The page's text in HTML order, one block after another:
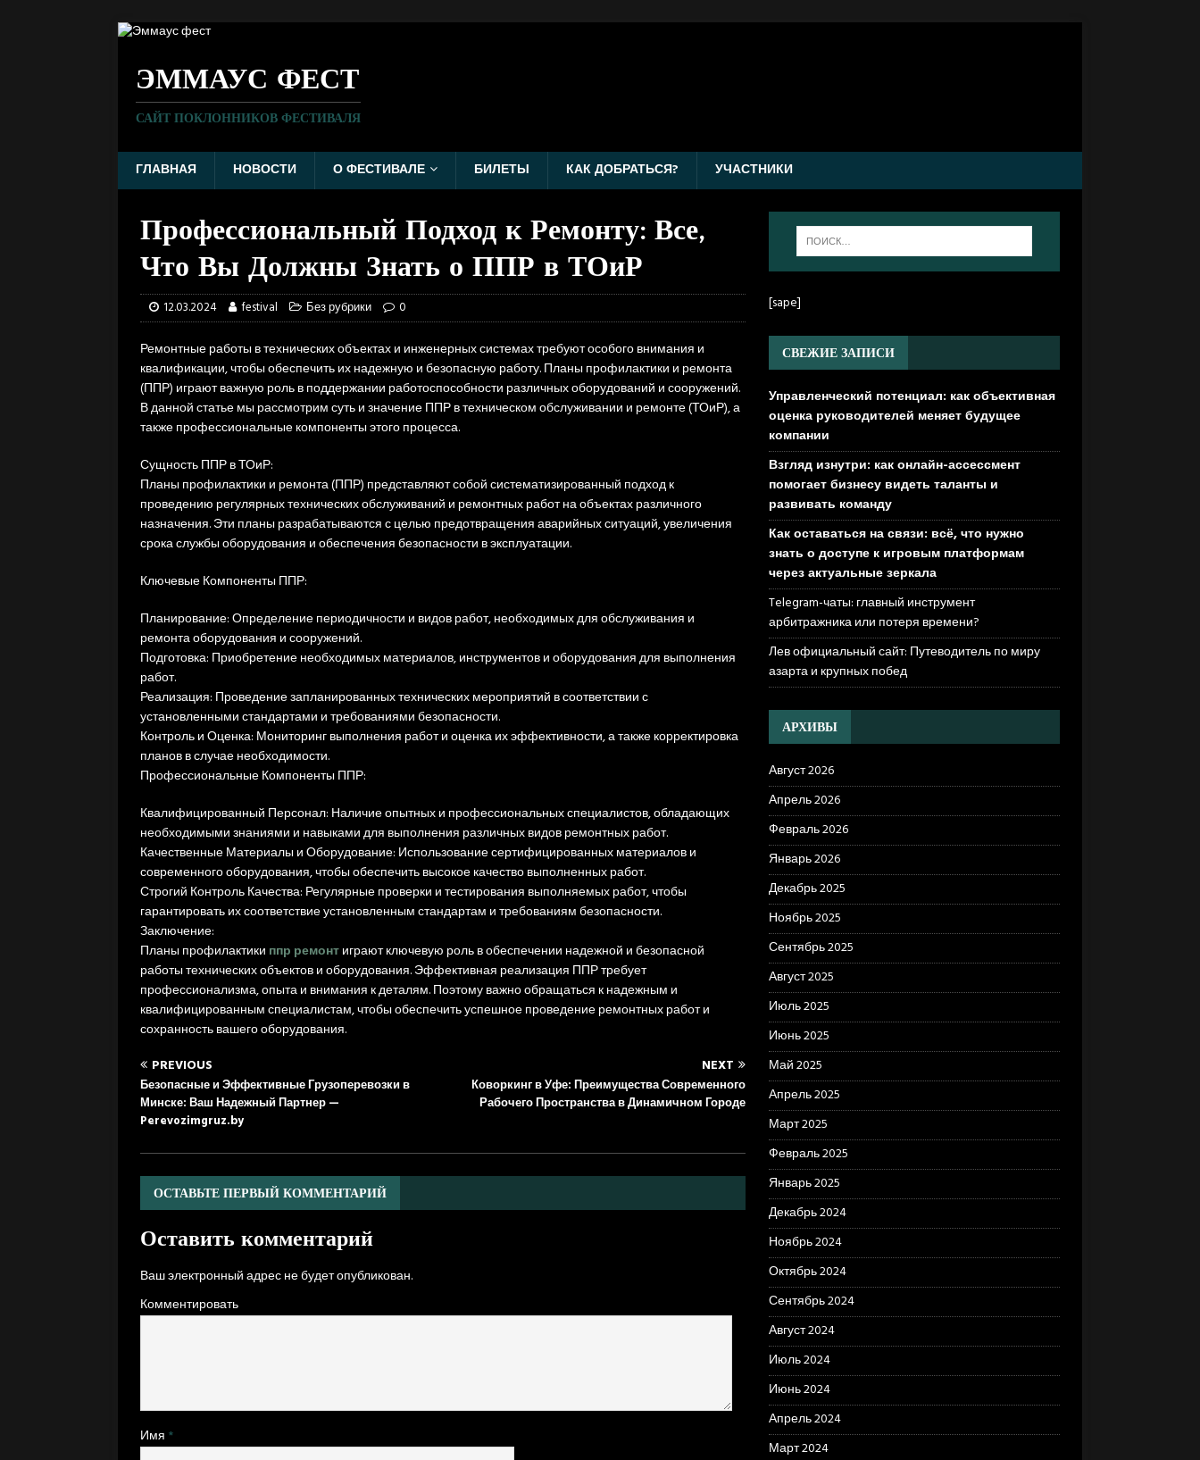
ЭММАУС ФЕСТ
САЙТ ПОКЛОННИКОВ ФЕСТИВАЛЯ
ГЛАВНАЯ НОВОСТИ О ФЕСТИВАЛЕ БИЛЕТЫ КАК ДОБРАТЬСЯ? УЧАСТНИКИ
Профессиональный Подход к Ремонту: Все,
Что Вы Должны Знать о ППР в ТОиР
12.03.2024 festival Без рубрики 0
Ремонтные работы в технических объектах и инженерных системах требуют особого внимания и
квалификации, чтобы обеспечить их надежную и безопасную работу. Планы профилактики и ремонта
(ППР) играют важную роль в поддержании работоспособности различных оборудований и сооружений.
В данной статье мы рассмотрим суть и значение ППР в техническом обслуживании и ремонте (ТОиР), а
также профессиональные компоненты этого процесса.
Сущность ППР в ТОиР:
Планы профилактики и ремонта (ППР) представляют собой систематизированный подход к
проведению регулярных технических обслуживаний и ремонтных работ на объектах различного
назначения. Эти планы разрабатываются с целью предотвращения аварийных ситуаций, увеличения
срока службы оборудования и обеспечения безопасности в эксплуатации.
Ключевые Компоненты ППР:
Планирование: Определение периодичности и видов работ, необходимых для обслуживания и
ремонта оборудования и сооружений.
Подготовка: Приобретение необходимых материалов, инструментов и оборудования для выполнения
работ.
Реализация: Проведение запланированных технических мероприятий в соответствии с
установленными стандартами и требованиями безопасности.
Контроль и Оценка: Мониторинг выполнения работ и оценка их эффективности, а также корректировка
планов в случае необходимости.
Профессиональные Компоненты ППР:
Квалифицированный Персонал: Наличие опытных и профессиональных специалистов, обладающих
необходимыми знаниями и навыками для выполнения различных видов ремонтных работ.
Качественные Материалы и Оборудование: Использование сертифицированных материалов и
современного оборудования, чтобы обеспечить высокое качество выполненных работ.
Строгий Контроль Качества: Регулярные проверки и тестирования выполняемых работ, чтобы
гарантировать их соответствие установленным стандартам и требованиям безопасности.
Заключение:
Планы профилактики ппр ремонтиграют ключевую роль в обеспечении надежной и безопасной
работы технических объектов и оборудования. Эффективная реализация ППР требует
профессионализма, опыта и внимания к деталям. Поэтому важно обращаться к надежным и
квалифицированным специалистам, чтобы обеспечить успешное проведение ремонтных работ и
сохранность вашего оборудования.
PREVIOUS
Безопасные и Эффективные Грузоперевозки в
Минске: Ваш Надежный Партнер —
Perevozimgruz.by
NEXT
Коворкинг в Уфе: Преимущества Современного
Рабочего Пространства в Динамичном Городе
ОСТАВЬТЕ ПЕРВЫЙ КОММЕНТАРИЙ
Оставить комментарий
Ваш электронный адрес не будет опубликован.
Комментировать
Имя *
[sape]
СВЕЖИЕ ЗАПИСИ
Управленческий потенциал: как объективная
оценка руководителей меняет будущее
компании
Взгляд изнутри: как онлайн-ассессмент
помогает бизнесу видеть таланты и
развивать команду
Как оставаться на связи: всё, что нужно
знать о доступе к игровым платформам
через актуальные зеркала
Telegram-чаты: главный инструмент
арбитражника или потеря времени?
Лев официальный сайт: Путеводитель по миру
азарта и крупных побед
АРХИВЫ
Август 2026
Апрель 2026
Февраль 2026
Январь 2026
Декабрь 2025
Ноябрь 2025
Сентябрь 2025
Август 2025
Июль 2025
Июнь 2025
Май 2025
Апрель 2025
Март 2025
Февраль 2025
Январь 2025
Декабрь 2024
Ноябрь 2024
Октябрь 2024
Сентябрь 2024
Август 2024
Июль 2024
Июнь 2024
Апрель 2024
Март 2024